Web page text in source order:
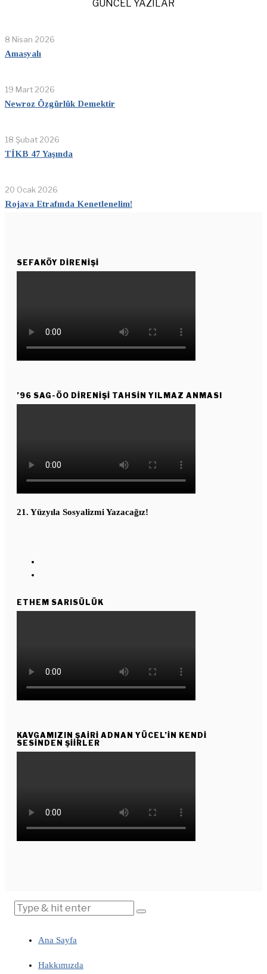
GÜNCEL YAZILAR
8 Nisan 2026
Amasyalı
19 Mart 2026
Newroz Özgürlük Demektir
18 Şubat 2026
TİKB 47 Yaşında
20 Ocak 2026
Rojava Etrafında Kenetlenelim!
SEFAKÖY DIRENIŞI
’96 SAG-ÖO DİRENİŞİ TAHSİN YILMAZ ANMASI
21. Yüzyıla Sosyalizmi Yazacağız!
ETHEM SARISÜLÜK
KAVGAMIZIN ŞAIRI ADNAN YÜCEL’IN KENDI
SESINDEN ŞIIRLER
Ana Sayfa
Hakkımızda